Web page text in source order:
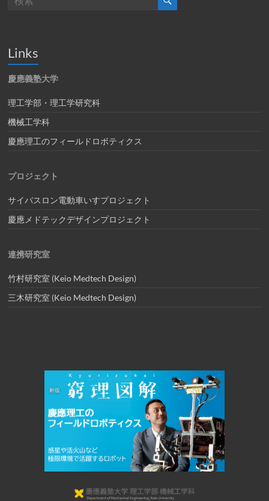
Links
慶應義塾大学
理工学部・理工学研究科
機械工学科
慶應理工のフィールドロボティクス
プロジェクト
サイバスロン電動車いすプロジェクト
慶應メドテックデザインプロジェクト
連携研究室
竹村研究室 (Keio Medtech Design)
三木研究室 (Keio Medtech Design)